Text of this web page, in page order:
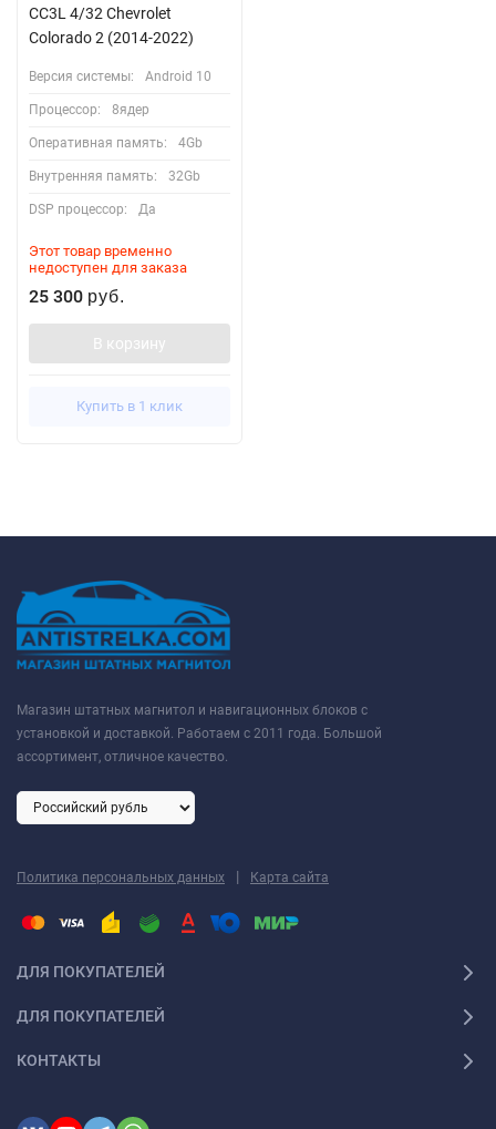
CC3L 4/32 Chevrolet
Colorado 2 (2014-2022)
Версия системы: Android 10
Процессор: 8ядер
Оперативная память: 4Gb
Внутренняя память: 32Gb
DSP процессор: Да
Этот товар временно
недоступен для заказа
25 300 руб.
В корзину
Купить в 1 клик
Магазин штатных магнитол и навигационных блоков с
установкой и доставкой. Работаем с 2011 года. Большой
ассортимент, отличное качество.
Политика персональных данных | Карта сайта
ДЛЯ ПОКУПАТЕЛЕЙ
ДЛЯ ПОКУПАТЕЛЕЙ
КОНТАКТЫ